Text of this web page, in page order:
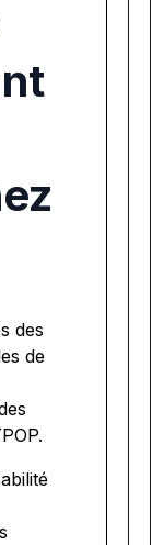
des
de